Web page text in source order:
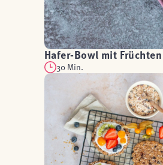
Hafer-Bowl mit Früchten
30 Min.